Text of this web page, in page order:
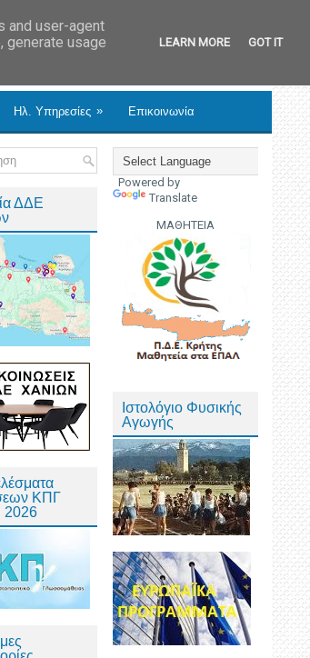
Ηλ. Υπηρεσίες » Επικοινωνία
ΔΔΕ
ΚΠΓ
2026
Powered by
Translate
ΜΑΘΗΤΕΙΑ
Ιστολόγιο Φυσικής
Αγωγής
and user-agent
generate usage
LEARN MORE GOT IT